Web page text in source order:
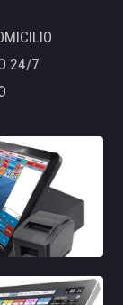
24/7